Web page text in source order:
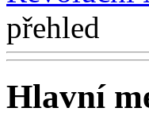
přehled
Hlavní